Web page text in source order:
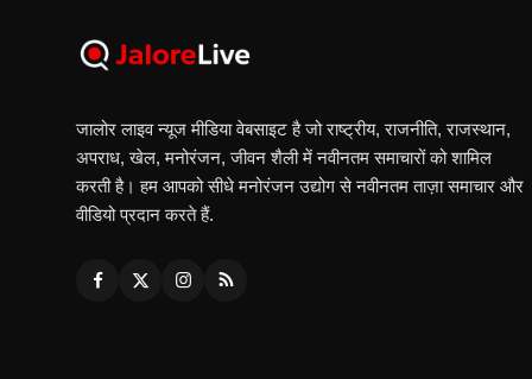
जालोर लाइव न्यूज मीडिया वेबसाइट है जो राष्ट्रीय, राजनीति, राजस्थान,
अपराध, खेल, मनोरंजन, जीवन शैली में नवीनतम समाचारों को शामिल
करती है। हम आपको सीधे मनोरंजन उद्योग से नवीनतम ताज़ा समाचार और
वीडियो प्रदान करते हैं.